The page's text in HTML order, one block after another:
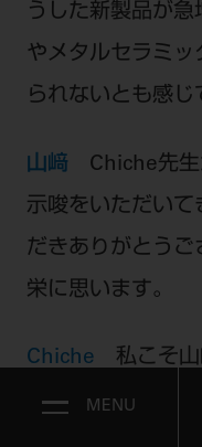
うした新製品が
やメタルセラミ
られないとも感じ
山﨑 Chiche先
示唆をいただいて
だきありがとう
栄に思います。
Chiche 私こそ
らしい時間をす
MENU